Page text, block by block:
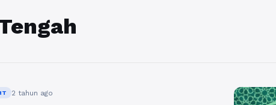
2 tahun ago